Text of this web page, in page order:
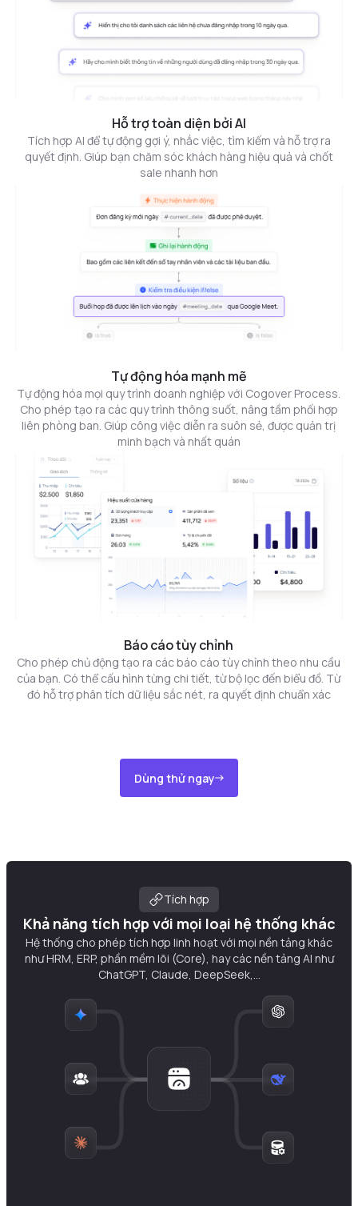
Hỗ trợ toàn diện bởi AI
Tích hợp AI để tự động gợi ý, nhắc việc, tìm kiếm và hỗ trợ ra
quyết định. Giúp bạn chăm sóc khách hàng hiệu quả và chốt
sale nhanh hơn
Tự động hóa mạnh mẽ
Tự động hóa mọi quy trình doanh nghiệp với Cogover Process.
Cho phép tạo ra các quy trình thông suốt, nâng tầm phối hợp
liên phòng ban. Giúp công việc diễn ra suôn sẻ, được quản trị
minh bạch và nhất quán
Báo cáo tùy chỉnh
Cho phép chủ động tạo ra các báo cáo tùy chỉnh theo nhu cầu
của bạn. Có thể cấu hình từng chi tiết, từ bộ lọc đến biểu đồ. Từ
đó hỗ trợ phân tích dữ liệu sắc nét, ra quyết định chuẩn xác
Dùng thử ngay
Tích hợp
Khả năng tích hợp với mọi loại hệ thống khác
Hệ thống cho phép tích hợp linh hoạt với mọi nền tảng khác
như HRM, ERP, phần mềm lõi (Core), hay các nền tảng AI như
ChatGPT, Claude, DeepSeek,...